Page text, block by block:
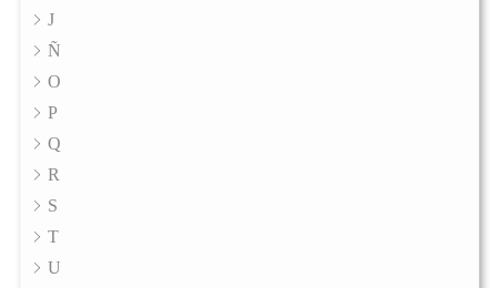
J
Ñ
O
P
Q
R
S
T
U